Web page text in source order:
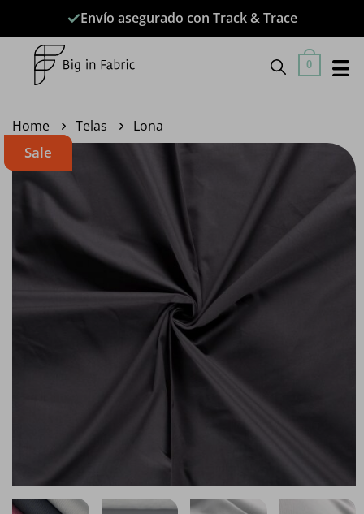
contenido
Envío asegurado con Track & Trace
0
Home Telas Lona
Sale